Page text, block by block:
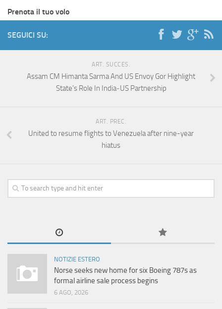
Prenota il tuo volo
SEGUICI SU:
ART. SUCCES.
Assam CM Himanta Sarma And US Envoy Gor Highlight
State’s Role In India‑US Partnership
ART. PREC.
United to resume flights to Venezuela after nine-year
hiatus
NOTIZIE ESTERO
Norse seeks new home for six Boeing 787s as
formal airline sale process begins
6 AGO, 2026